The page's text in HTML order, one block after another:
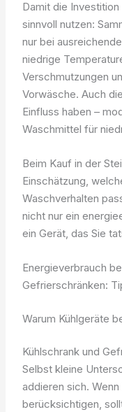
Damit die
sinnvoll nutzen:
nur bei
niedrige
Verschmutzungen
Vorwäsche. Auch
Einfluss haben –
Waschmittel für
Beim Kauf in der
Einschätzung,
Waschverhalten
nicht nur ein
ein Gerät, das Sie
Energieverbrauch
Gefrierschränken:
Warum Kühlgeräte
Kühlschrank und
Selbst kleine
addieren sich.
berücksichtigen,